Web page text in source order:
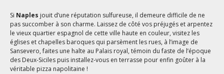
Si Naples jouit d’une réputation sulfureuse, il demeure difficile de ne
pas succomber à son charme. Laissez de côté vos préjugés et arpentez
le vieux quartier espagnol de cette ville haute en couleur, visitez les
églises et chapelles baroques qui parsèment les rues, à l’image de
Sansevero, faites une halte au Palais royal, témoin du faste de l’époque
des Deux-Siciles puis installez-vous en terrasse pour enfin goûter à la
véritable pizza napolitaine !